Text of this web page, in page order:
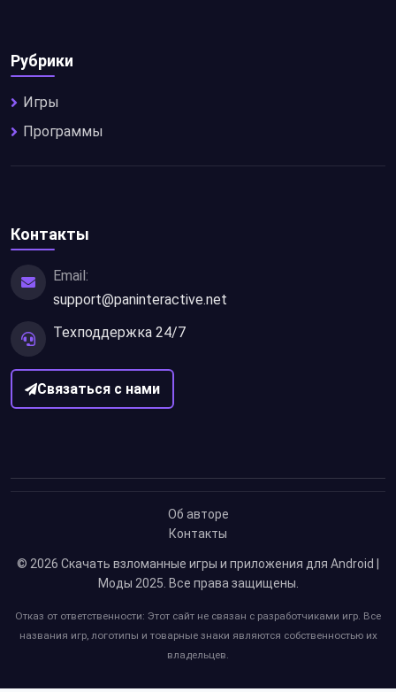
Рубрики
Игры
Программы
Контакты
Email:
support@paninteractive.net
Техподдержка 24/7
Связаться с нами
Об авторе
Контакты
© 2026 Скачать взломанные игры и приложения для Android |
Моды 2025. Все права защищены.
Отказ от ответственности: Этот сайт не связан с разработчиками игр. Все
названия игр, логотипы и товарные знаки являются собственностью их
владельцев.